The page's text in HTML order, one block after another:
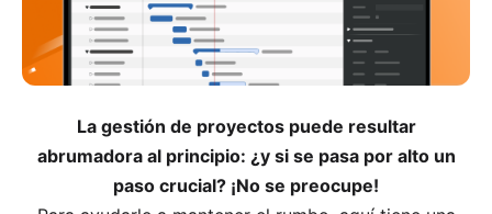
La gestión de proyectos puede resultar
abrumadora al principio: ¿y si se pasa por alto un
paso crucial? ¡No se preocupe!